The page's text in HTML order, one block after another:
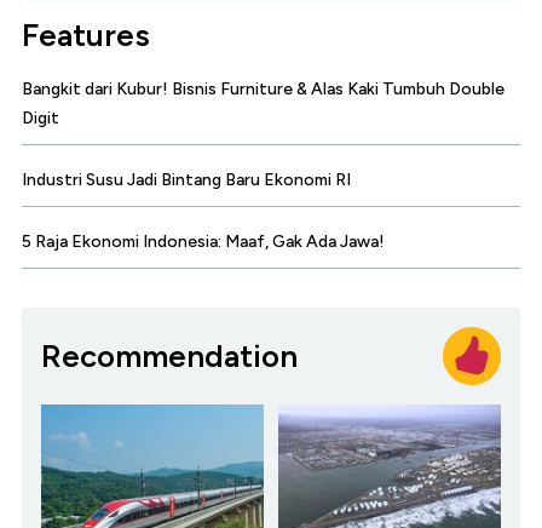
Features
Bangkit dari Kubur! Bisnis Furniture & Alas Kaki Tumbuh Double
Digit
Industri Susu Jadi Bintang Baru Ekonomi RI
5 Raja Ekonomi Indonesia: Maaf, Gak Ada Jawa!
Recommendation